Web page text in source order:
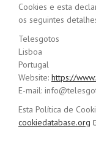
Cookies e esta
os seguintes
Telesgotos
Lisboa
Portugal
Website: https://
E-mail: info@
Esta Política de
cookiedatabase.org